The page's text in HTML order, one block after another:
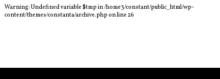
Warning: Undefined variable $tmp in/home3/constant/public_html/wp-
content/themes/constanta/archive.phpon line26